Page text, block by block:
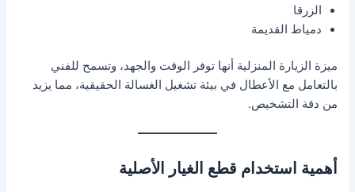
الزرقا
دمياط القديمة
ميزة الزيارة المنزلية أنها توفر الوقت والجهد، وتسمح للفني
بالتعامل مع الأعطال في بيئة تشغيل الغسالة الحقيقية، مما يزيد
من دقة التشخيص.
أهمية استخدام قطع الغيار الأصلية